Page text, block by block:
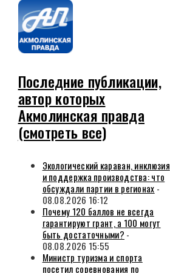
Последние публикации,
автор которых
Акмолинская правда
(смотреть все)
Экологический караван, инклюзия
и поддержка производства: что
обсуждали партии в регионах -
08.08.2026 16:12
Почему 120 баллов не всегда
гарантируют грант, а 100 могут
быть достаточными? -
08.08.2026 15:55
Министр туризма и спорта
посетил соревнования по